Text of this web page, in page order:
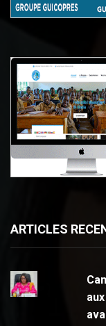
ARTICLES